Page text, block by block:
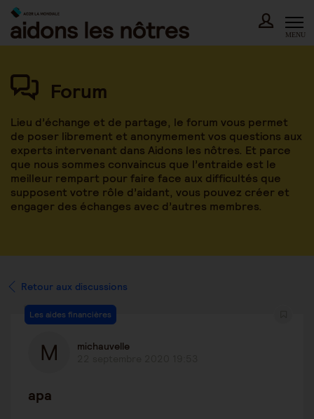
Skip
content
MENU
Forum
Lieu d’échange et de partage, le forum vous permet
de poser librement et anonymement vos questions aux
experts intervenant dans Aidons les nôtres. Et parce
que nous sommes convaincus que l’entraide est le
meilleur rempart pour faire face aux difficultés que
supposent votre rôle d’aidant, vous pouvez créer et
engager des échanges avec d’autres membres.
Retour aux discussions
Les aides financières
michauvelle
apa